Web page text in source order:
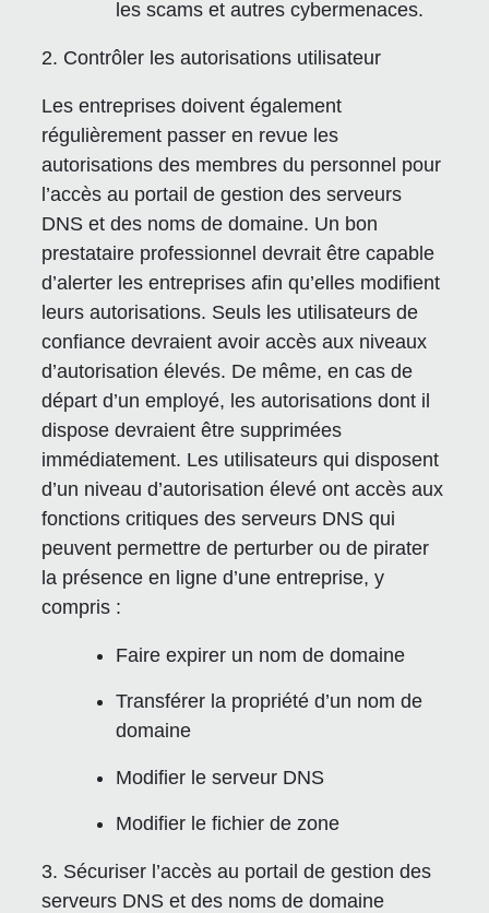
les scams et autres cybermenaces.
2. Contrôler les autorisations utilisateur
Les entreprises doivent également
régulièrement passer en revue les
autorisations des membres du personnel pour
l’accès au portail de gestion des serveurs
DNS et des noms de domaine. Un bon
prestataire professionnel devrait être capable
d’alerter les entreprises afin qu’elles modifient
leurs autorisations. Seuls les utilisateurs de
confiance devraient avoir accès aux niveaux
d’autorisation élevés. De même, en cas de
départ d’un employé, les autorisations dont il
dispose devraient être supprimées
immédiatement. Les utilisateurs qui disposent
d’un niveau d’autorisation élevé ont accès aux
fonctions critiques des serveurs DNS qui
peuvent permettre de perturber ou de pirater
la présence en ligne d’une entreprise, y
compris :
Faire expirer un nom de domaine
Transférer la propriété d’un nom de
domaine
Modifier le serveur DNS
Modifier le fichier de zone
3. Sécuriser l’accès au portail de gestion des
serveurs DNS et des noms de domaine